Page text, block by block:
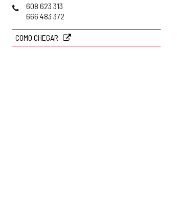
Telefones
608 623 313
666 483 372
COMO CHEGAR